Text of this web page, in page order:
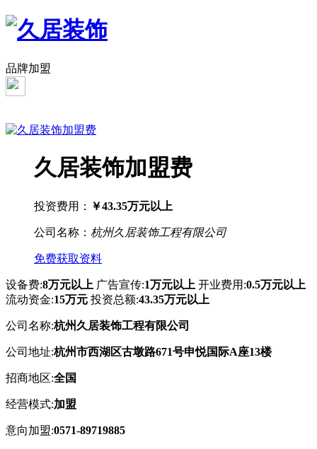
品牌加盟
久居装饰加盟费
投资费用： ￥43.35万元以上
公司名称： 杭州久居装饰工程有限公司
免费获取资料
设备费:8万元以上 广告宣传:1万元以上 开业费用:0.5万元以上
流动资金:15万元 投资总额:43.35万元以上
公司名称:杭州久居装饰工程有限公司
公司地址:杭州市西湖区古墩路671号申悦国际A座13楼
招商地区:全国
经营模式:加盟
意向加盟:0571-89719885